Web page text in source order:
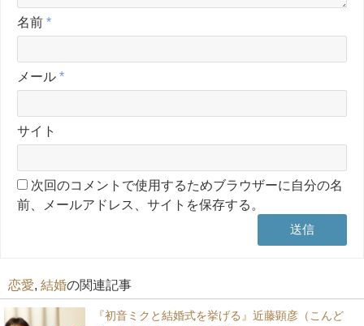
名前 *
メール *
サイト
次回のコメントで使用するためブラウザーに自分の名
前、メールアドレス、サイトを保存する。
恋愛 結婚の関連記事
『初音ミクと結婚式を挙げる』近藤顕彦（こんど